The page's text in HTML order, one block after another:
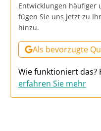
Entwicklungen häufiger
fügen Sie uns jetzt zu
hinzu.
Als bevorzugte
Wie funktioniert das?
erfahren Sie mehr